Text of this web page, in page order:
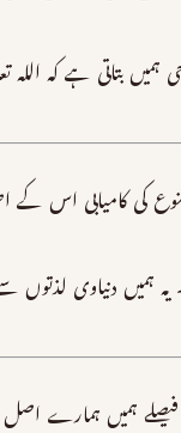
بتاتی ہے کہ اللہ
کی کامیابی اس
یہ ہمیں دنیاوی
ہمیں ہمارے اصل